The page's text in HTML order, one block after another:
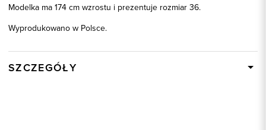
Modelka ma 174 cm wzrostu i prezentuje rozmiar 36.
Wyprodukowano w Polsce.
SZCZEGÓŁY